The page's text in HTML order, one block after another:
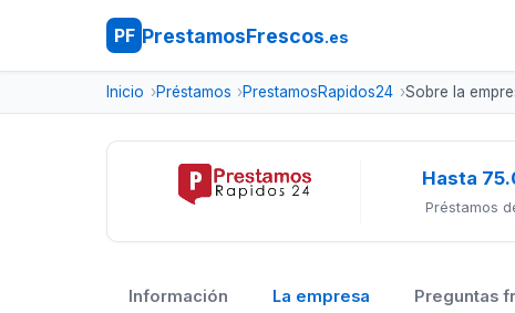
PF PrestamosFrescos.es
Inicio Préstamos PrestamosRapidos24 Sobre la
Hasta
Préstamos
Información La empresa Preguntas